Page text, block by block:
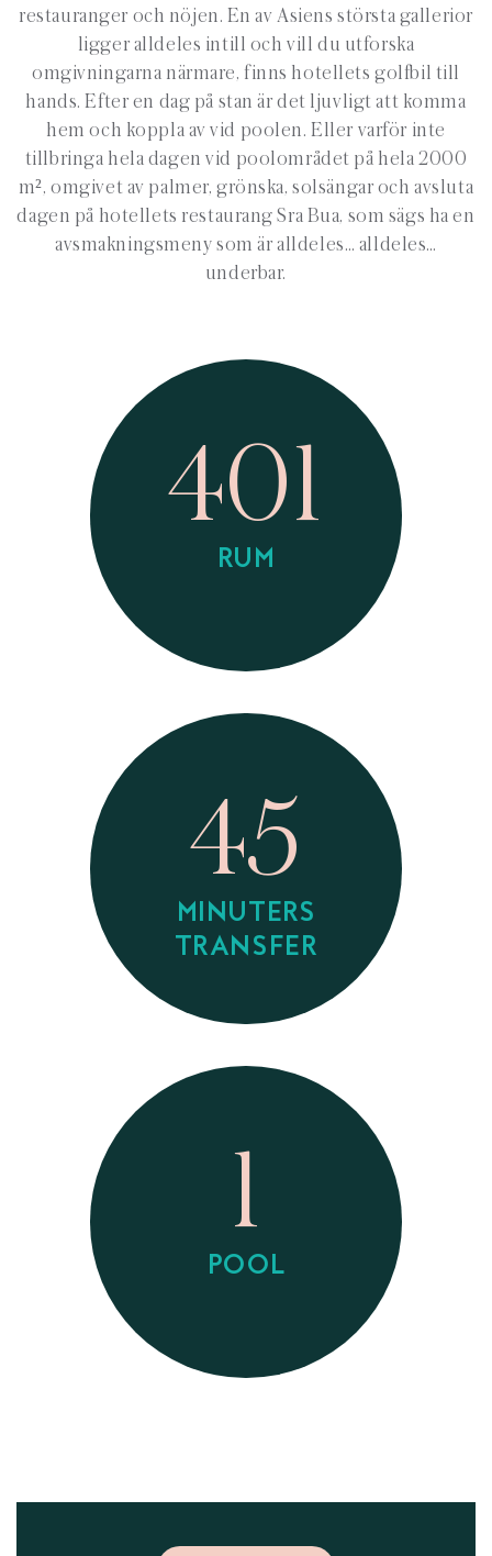
restauranger och nöjen. En av Asiens största gallerior
ligger alldeles intill och vill du utforska
omgivningarna närmare, finns hotellets golfbil till
hands. Efter en dag på stan är det ljuvligt att komma
hem och koppla av vid poolen. Eller varför inte
tillbringa hela dagen vid poolområdet på hela 2000
m², omgivet av palmer, grönska, solsängar och avsluta
dagen på hotellets restaurang Sra Bua, som sägs ha en
avsmakningsmeny som är alldeles… alldeles…
underbar.
401
RUM
45
MINUTERS
TRANSFER
1
POOL